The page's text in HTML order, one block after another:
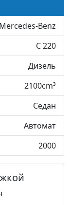
Mercedes-Benz
C 220
Дизель
2100cm³
Седан
Автомат
2000